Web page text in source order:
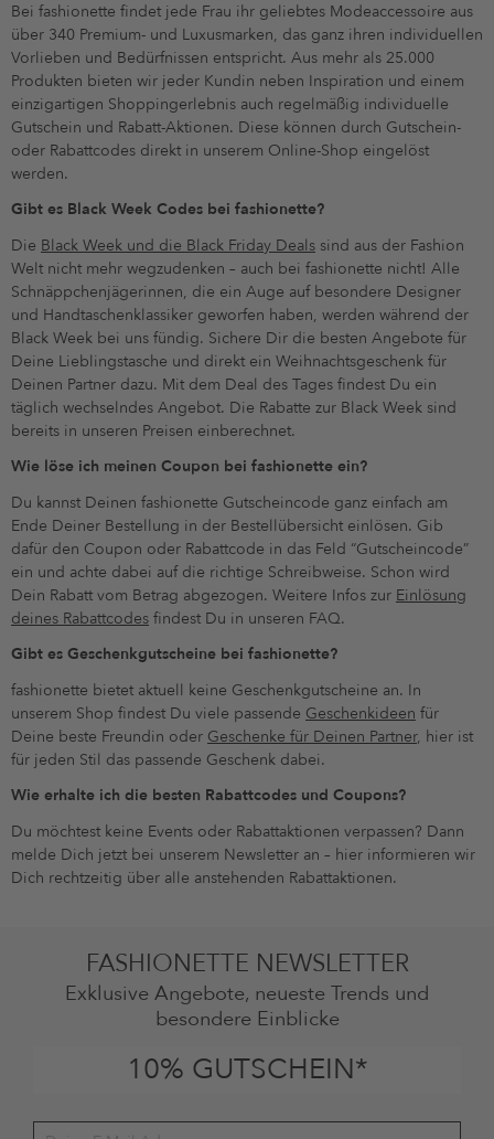
Bei fashionette findet jede Frau ihr geliebtes Modeaccessoire aus
über 340 Premium- und Luxusmarken, das ganz ihren individuellen
Vorlieben und Bedürfnissen entspricht. Aus mehr als 25.000
Produkten bieten wir jeder Kundin neben Inspiration und einem
einzigartigen Shoppingerlebnis auch regelmäßig individuelle
Gutschein und Rabatt-Aktionen. Diese können durch Gutschein-
oder Rabattcodes direkt in unserem Online-Shop eingelöst
werden.
Gibt es Black Week Codes bei fashionette?
Die Black Week und die Black Friday Deals sind aus der Fashion
Welt nicht mehr wegzudenken – auch bei fashionette nicht! Alle
Schnäppchenjägerinnen, die ein Auge auf besondere Designer
und Handtaschenklassiker geworfen haben, werden während der
Black Week bei uns fündig. Sichere Dir die besten Angebote für
Deine Lieblingstasche und direkt ein Weihnachtsgeschenk für
Deinen Partner dazu. Mit dem Deal des Tages findest Du ein
täglich wechselndes Angebot. Die Rabatte zur Black Week sind
bereits in unseren Preisen einberechnet.
Wie löse ich meinen Coupon bei fashionette ein?
Du kannst Deinen fashionette Gutscheincode ganz einfach am
Ende Deiner Bestellung in der Bestellübersicht einlösen. Gib
dafür den Coupon oder Rabattcode in das Feld “Gutscheincode”
ein und achte dabei auf die richtige Schreibweise. Schon wird
Dein Rabatt vom Betrag abgezogen. Weitere Infos zur Einlösung
deines Rabattcodes findest Du in unseren FAQ.
Gibt es Geschenkgutscheine bei fashionette?
fashionette bietet aktuell keine Geschenkgutscheine an. In
unserem Shop findest Du viele passende Geschenkideen für
Deine beste Freundin oder Geschenke für Deinen Partner, hier ist
für jeden Stil das passende Geschenk dabei.
Wie erhalte ich die besten Rabattcodes und Coupons?
Du möchtest keine Events oder Rabattaktionen verpassen? Dann
melde Dich jetzt bei unserem Newsletter an – hier informieren wir
Dich rechtzeitig über alle anstehenden Rabattaktionen.
FASHIONETTE NEWSLETTER
Exklusive Angebote, neueste Trends und
besondere Einblicke
10% GUTSCHEIN*